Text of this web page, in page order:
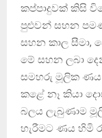
කප්පාදුවක් කිසි
පුළුවන් සහන
සහන කාල සීමා,
මේ සහන ලබා
සමහරු මූලික ණය
කළේ නෑ කියා
බලය ලැබුණාම
හැරීමට ණය හිමි